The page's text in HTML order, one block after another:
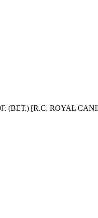
[R.C. ROYAL